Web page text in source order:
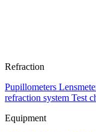
Refraction
Pupillometers
refraction system Test
Equipment